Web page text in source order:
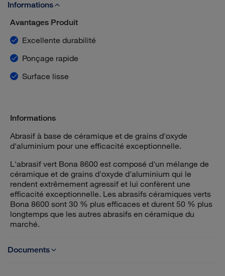
Informations
Avantages Produit
Excellente durabilité
Ponçage rapide
Surface lisse
Informations
Abrasif à base de céramique et de grains d'oxyde
d'aluminium pour une efficacité exceptionnelle.
L'abrasif vert Bona 8600 est composé d'un mélange de
céramique et de grains d'oxyde d'aluminium qui le
rendent extrêmement agressif et lui confèrent une
efficacité exceptionnelle. Les abrasifs céramiques verts
Bona 8600 sont 30 % plus efficaces et durent 50 % plus
longtemps que les autres abrasifs en céramique du
marché.
Documents